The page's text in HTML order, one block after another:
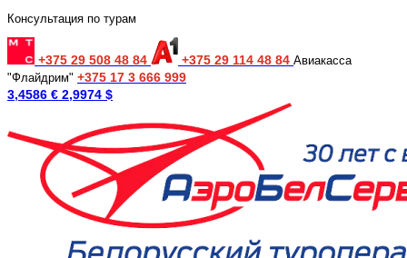
Консультация по турам
+375 29 508 48 84 +375 29 114 48 84 Авиакасса
"Флайдрим" +375 17 3 666 999
3,4586 € 2,9974 $